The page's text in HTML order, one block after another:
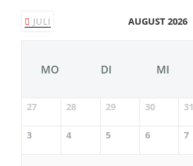
JULI AUGUST 2026
MO DI MI
27 28 29 30 31
3 4 5 6 7